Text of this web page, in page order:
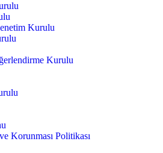
Kurulu
Kurulu
Korunması Politikası